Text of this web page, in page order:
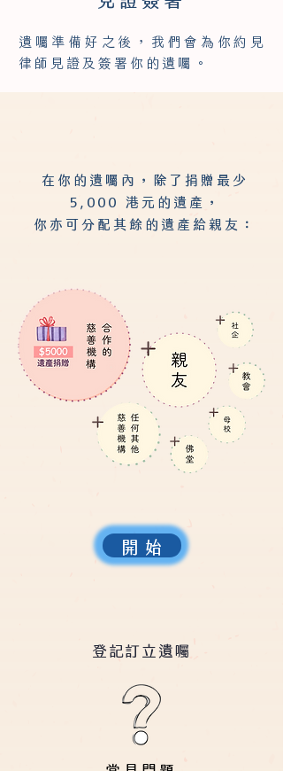
遺囑準備好之後，我們會為你約見
律師見證及簽署你的遺囑。
在你的遺囑內，除了捐贈最少
5,000 港元的遺產，
你亦可分配其餘的遺產給親友：
開 始
登記訂立遺囑